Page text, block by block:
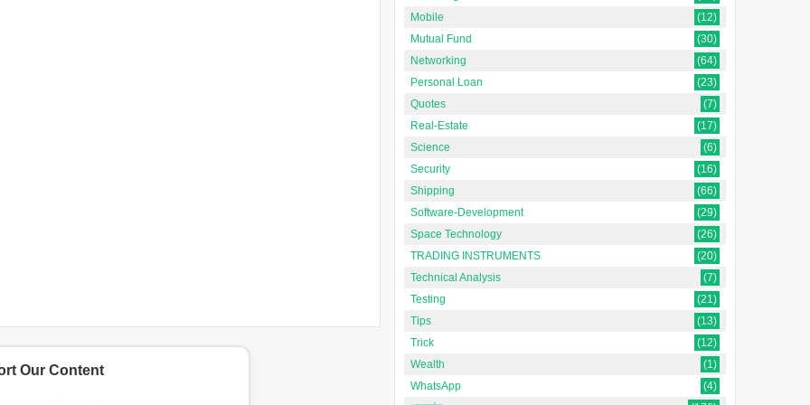
Our Content
Mobile
(12)
Mutual Fund
(30)
Networking
(64)
Personal Loan
(23)
Quotes
(7)
Real-Estate
(17)
Science
(6)
Security
(16)
Shipping
(66)
Software-Development
(29)
Space Technology
(26)
TRADING INSTRUMENTS
(20)
Technical Analysis
(7)
Testing
(21)
Tips
(13)
Trick
(12)
Wealth
(1)
WhatsApp
(4)